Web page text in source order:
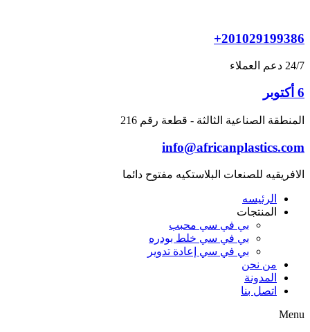
content
+201029199386
24/7 دعم العملاء
6 أكتوبر
المنطقة الصناعية الثالثة - قطعة رقم 216
info@africanplastics.com
الافريقيه للصنعات البلاستكيه مفتوح دائما
الرئيسه
المنتجات
بي في سي محبب
بي في سي خلط بودره
بي في سي إعادة تدوير
من نحن
المدونة
اتصل بنا
Menu